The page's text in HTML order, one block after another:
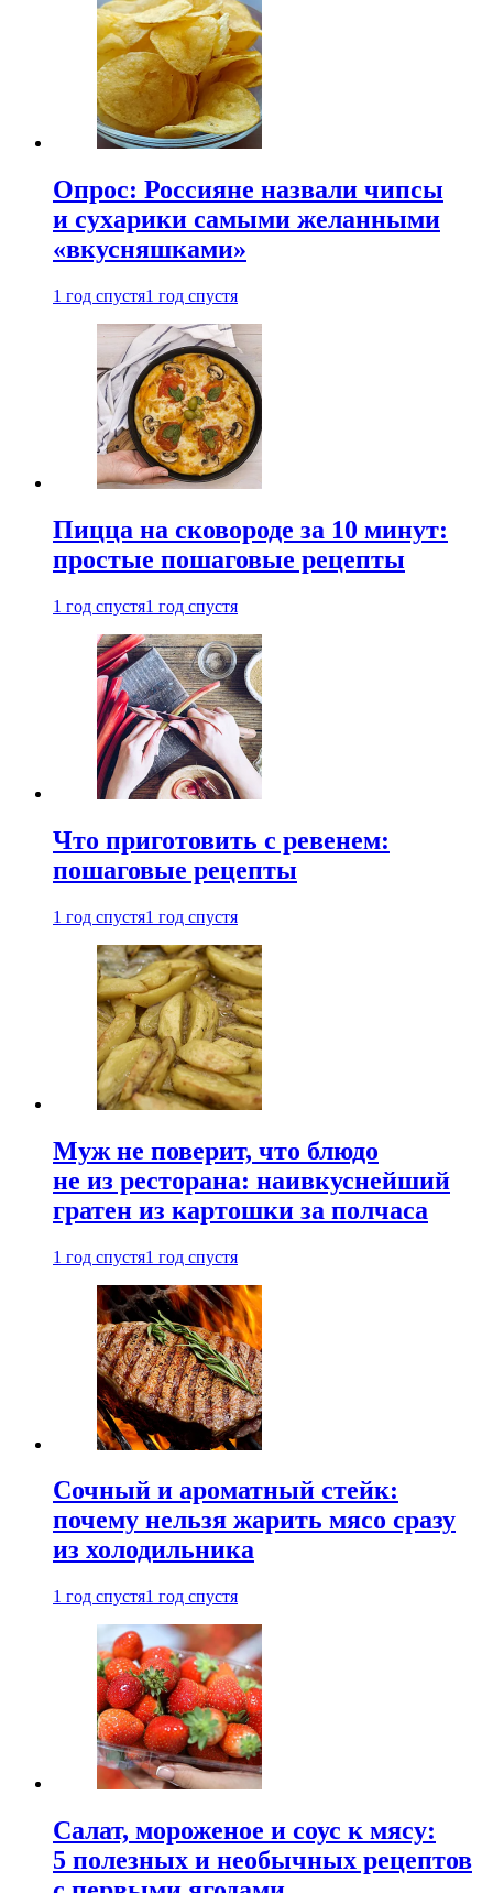
Опрос: Россияне назвали чипсы
и сухарики самыми желанными
«вкусняшками»
1 год спустя1 год спустя
Пицца на сковороде за 10 минут:
простые пошаговые рецепты
1 год спустя1 год спустя
Что приготовить с ревенем:
пошаговые рецепты
1 год спустя1 год спустя
Муж не поверит, что блюдо
не из ресторана: наивкуснейший
гратен из картошки за полчаса
1 год спустя1 год спустя
Сочный и ароматный стейк:
почему нельзя жарить мясо сразу
из холодильника
1 год спустя1 год спустя
Салат, мороженое и соус к мясу:
5 полезных и необычных рецептов